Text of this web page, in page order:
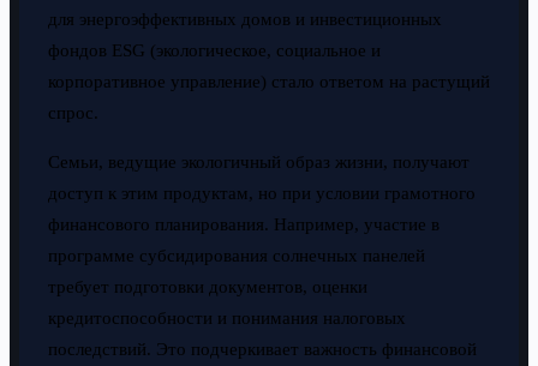
для энергоэффективных домов и инвестиционных
фондов ESG (экологическое, социальное и
корпоративное управление) стало ответом на растущий
спрос.
Семьи, ведущие экологичный образ жизни, получают
доступ к этим продуктам, но при условии грамотного
финансового планирования. Например, участие в
программе субсидирования солнечных панелей
требует подготовки документов, оценки
кредитоспособности и понимания налоговых
последствий. Это подчеркивает важность финансовой